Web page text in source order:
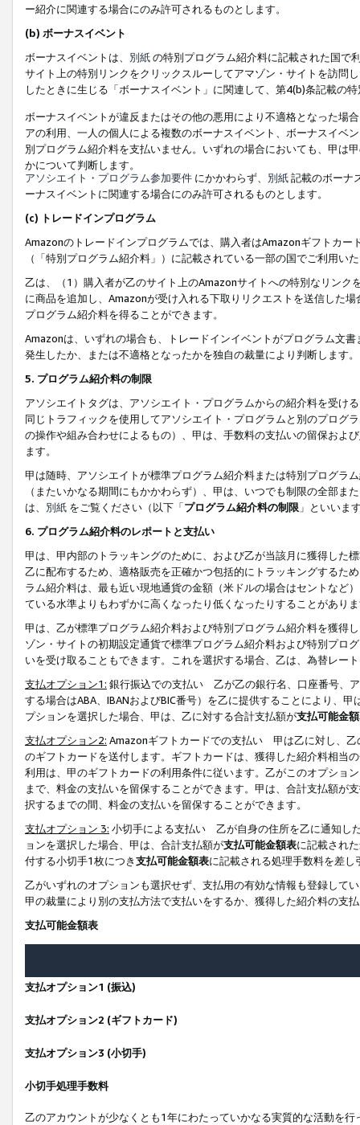
ー紹介に関連する場合にのみ許可されるものとします。
(b) ボーナスイベント
ボーナスイベントは、 別紙の特別プログラム紹介料に記載された国で
サイト上の特別リンクをクリックスルーしてアマゾン・サイトを訪問
したときに生じる「ボーナスイベント」に関連して、第4(b)条記載の
ボーナスイベントが違反またはその他の悪用により不適格となった場
アの利用、一人の個人による複数のボーナスイベント、ボーナスイベ
別プログラム紹介料を支払いません。いずれの場合においても、甲は
かについて判断します。
アソシエイト・プログラム参加要件 にかかわらず、 別紙記載のボーナ
ーナスイベントに関連する場合にのみ許可されるものとします。
(c) トレードインプログラム
Amazonのトレードインプログラムでは、購入者はAmazonギフトカ
（「特別プログラム紹介料」）に記載されている一部の国でご利用い
乙は、（1）購入者が乙のサイト上のAmazonサイトへの特別なリン
に商品を追加し、Amazonが受け入れる下取りリクエストを送信した
プログラム紹介料を得ることができます。
Amazonは、いずれの場合も、トレードインイベントがプログラム文
発生したか、または不適格となったかを独自の裁量により判断します。
5. プログラム紹介料の制限
アソシエイトタグは、アソシエイト・プログラムからの紹介料を受け
同じトラフィックを使用してアソシエイト・プログラムと別のプログ
の操作や組み合わせによるもの）、甲は、手数料の支払いの留保およ
ます。
甲は随時、アソシエイトが標準プログラム紹介料または特別プログラ
（またいかなる期間にもかかわらず）、甲は、いつでも制限の全部
は、 別紙 をご覧ください（以下「プログラム紹介料の制限 」といいま
6. プログラム紹介料のレポートと支払い
甲は、甲内部のトラッキングのために、および乙が当該月に獲得した
乙に配布するため、適格販売を正確かつ包括的にトラッキングするた
ラム紹介料は、最も近い現地通貨の金額（米ドルの場合はセントなど
ている水準よりもわずかに高くなったり低くなったりすることがあり
甲は、乙が標準プログラム紹介料および特別プログラム紹介料を獲得
ゾン・サイトの初期設定通貨で標準プログラム紹介料および特別プロ
いを受け取ることもできます。これを選択する場合、乙は、為替レー
支払オプション1: 銀行振込での支払い 乙が乙の銀行名、口座番号、
する場合はABA、IBANおよびBIC番号）を乙に提供することにより、
プションを選択した場合、甲は、乙に対する合計支払額が支払可能金
支払オプション2: Amazonギフトカードでの支払い 甲は乙に対し、乙
のギフトカードを送付します。ギフトカードは、獲得した紹介料相当
利用は、甲のギフトカードの利用条件に従います。乙がこのオプショ
まで、料金の支払いを留保することができます。甲は、合計支払額が
択するまでの間、料金の支払いを留保することができます。
支払オプション 3: 小切手による支払い 乙が自身の住所を乙に通知し
ョンを選択した場合、甲は、合計支払額が支払可能金額表に記載され
付する小切手1枚につき支払可能金額表に記載される処理手数料を差し
乙がいずれのオプションも選択せず、支払用の有効な情報も登録して
甲の裁量により別の支払方法で支払いをするか、獲得した紹介料の支
支払可能金額表
支払オプション1 (振込)
支払オプション2 (ギフトカード)
支払オプション3 (小切手)
小切手処理手数料
乙のアカウントが少なくとも1年にわたっていかなる実質的な活動を